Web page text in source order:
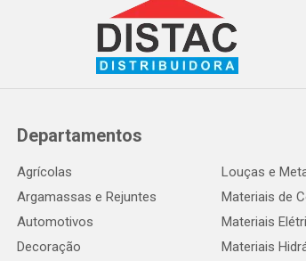
Departamentos
Agrícolas
Argamassas e Rejuntes
Automotivos
Decoração
Louças e
Materiais de
Materiais
Materiais